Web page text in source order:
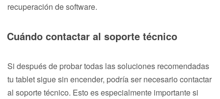
recuperación de software.
Cuándo contactar al soporte técnico
Si después de probar todas las soluciones recomendadas
tu tablet sigue sin encender, podría ser necesario contactar
al soporte técnico. Esto es especialmente importante si